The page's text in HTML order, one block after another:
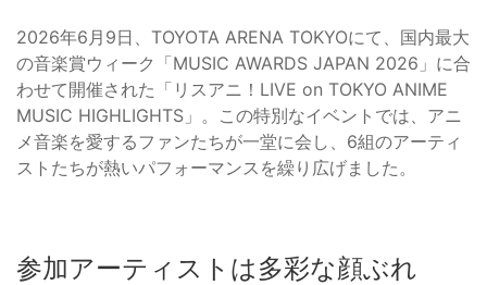
2026年6月9日、TOYOTA ARENA TOKYOにて、国内最大
の音楽賞ウィーク「MUSIC AWARDS JAPAN 2026」に合
わせて開催された「リスアニ！LIVE on TOKYO ANIME
MUSIC HIGHLIGHTS」。この特別なイベントでは、アニ
メ音楽を愛するファンたちが一堂に会し、6組のアーティ
ストたちが熱いパフォーマンスを繰り広げました。
参加アーティストは多彩な顔ぶれ